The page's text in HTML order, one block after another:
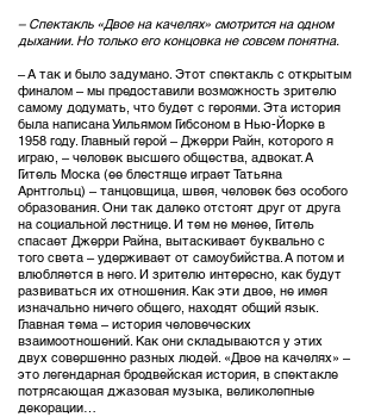
– Спектакль «Двое на качелях» смотрится на одном
дыхании. Но только его концовка не совсем понятна.
– А так и было задумано. Этот спектакль с открытым
финалом – мы предоставили возможность зрителю
самому додумать, что будет с героями. Эта история
была написана Уильямом Гибсоном в Нью-Йорке в
1958 году. Главный герой – Джерри Райн, которого я
играю, – человек высшего общества, адвокат. А
Гитель Моска (ее блестяще играет Татьяна
Арнтгольц) – танцовщица, швея, человек без особого
образования. Они так далеко отстоят друг от друга
на социальной лестнице. И тем не менее, Гитель
спасает Джерри Райна, вытаскивает буквально с
того света – удерживает от самоубийства. А потом и
влюбляется в него. И зрителю интересно, как будут
развиваться их отношения. Как эти двое, не имея
изначально ничего общего, находят общий язык.
Главная тема – история человеческих
взаимоотношений. Как они складываются у этих
двух совершенно разных людей. «Двое на качелях» –
это легендарная бродвейская история, в спектакле
потрясающая джазовая музыка, великолепные
декорации…